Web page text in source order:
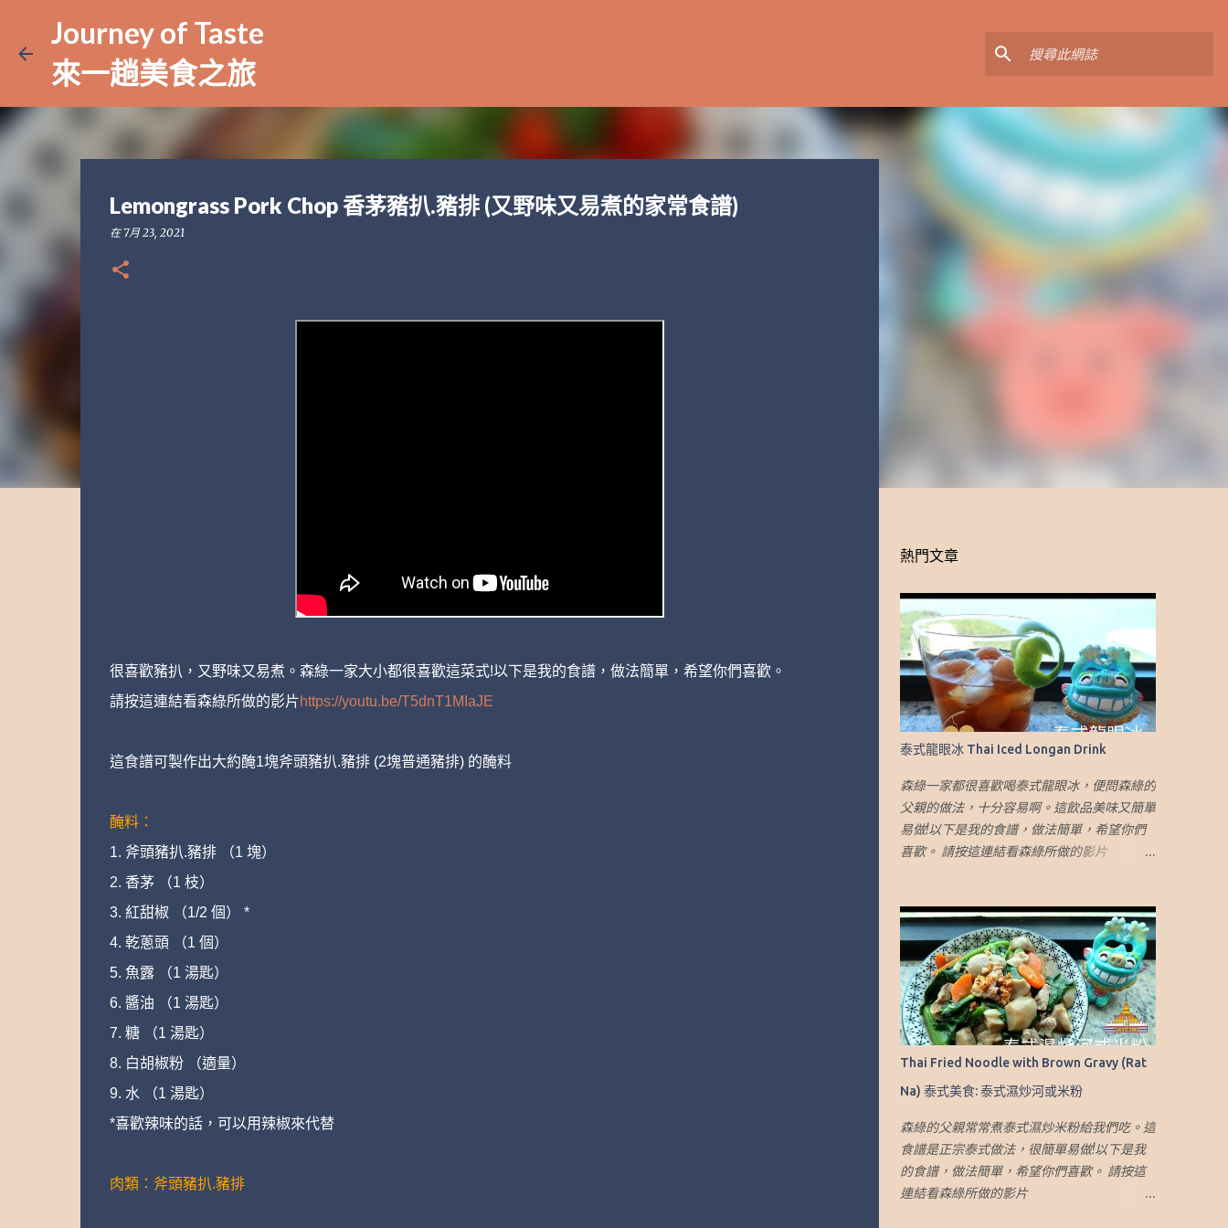
Journey of Taste
來一趟美食之旅
Lemongrass Pork Chop 香茅豬扒.豬排 (又野味又易煮的家常食譜)
在7月 23, 2021
很喜歡豬扒，又野味又易煮。森綠一家大小都很喜歡這菜式!以下是我的食譜，做法簡單，希望你們喜歡。
請按這連結看森綠所做的影片https://youtu.be/T5dnT1MIaJE
這食譜可製作出大約醃1塊斧頭豬扒.豬排 (2塊普通豬排) 的醃料
醃料：
1. 斧頭豬扒.豬排 （1 塊）
2. 香茅 （1 枝）
3. 紅甜椒 （1/2 個） *
4. 乾蔥頭 （1 個）
5. 魚露 （1 湯匙）
6. 醬油 （1 湯匙）
7. 糖 （1 湯匙）
8. 白胡椒粉 （適量）
9. 水 （1 湯匙）
*喜歡辣味的話，可以用辣椒來代替
肉類：斧頭豬扒.豬排
熱門文章
泰式龍眼冰 Thai Iced Longan Drink
森綠一家都很喜歡喝泰式龍眼冰，便問森綠的
父親的做法，十分容易啊。這飲品美味又簡單
易做!以下是我的食譜，做法簡單，希望你們
喜歡。 請按這連結看森綠所做的影片
肉.乾桂圓肉 (1 杯) 2. 椰糖（2.5 湯匙） 3. 冰糖
（2.5 湯匙） 4. 斑蘭葉（6小片 或 3大片） 5.
水 (5 杯) 做法： 1. 準備一鍋水，加入桂圓肉
2. 蓋上蓋子，但留下一個小縫。 中火煮15分
鐘 3. 然後用小火再煮15分鐘 4. 加入切好的班
蘭葉、椰糖和冰糖 5. 用小火再煮30分鐘 6. 熄
火，蓋上蓋子焗 30-60 分鐘 7. 取出香蘭葉，
並將飲料放入冰箱冷卻。 然後就完成了！ 8.
飲用時加少許冰便完成了！ 個人心得： 1. 因
冰，可以調整糖的份量或水來減低甜度 我也
有寫Blog介紹旅遊，有興趣可到這網址：
http://travel.sumlook.com ~.~Recipe of Thai
Iced Longan Drink~.~.~ Sumlook family
Thai Fried Noodle with Brown Gravy (Rat
Na) 泰式美食: 泰式濕炒河或米粉
森綠的父親常常煮泰式濕炒米粉給我們吃。這
食譜是正宗泰式做法，很簡單易做!以下是我
的食譜，做法簡單，希望你們喜歡。 請按這
連結看森綠所做的影片